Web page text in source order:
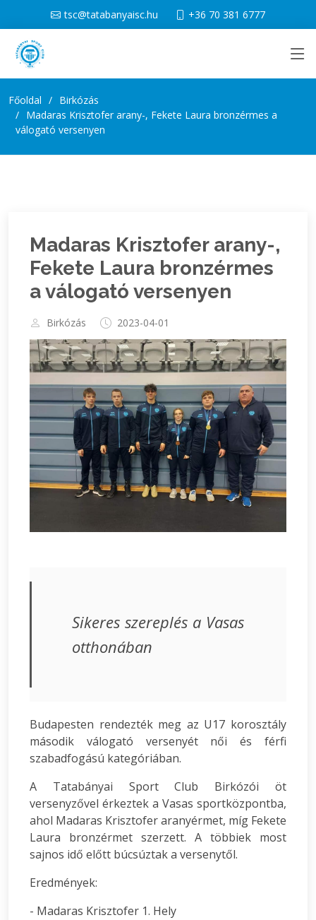
tsc@tatabanyaisc.hu +36 70 381 6777
Főoldal
Birkózás
Madaras Krisztofer arany-, Fekete Laura bronzérmes a
válogató versenyen
Madaras Krisztofer arany-,
Fekete Laura bronzérmes
a válogató versenyen
Birkózás 2023-04-01
Sikeres szereplés a Vasas
otthonában
Budapesten rendezték meg az U17 korosztály
második válogató versenyét női és férfi
szabadfogású kategóriában.
A Tatabányai Sport Club Birkózói öt
versenyzővel érkeztek a Vasas sportközpontba,
ahol Madaras Krisztofer aranyérmet, míg Fekete
Laura bronzérmet szerzett. A többiek most
sajnos idő előtt búcsúztak a versenytől.
Eredmények:
- Madaras Krisztofer 1. Hely